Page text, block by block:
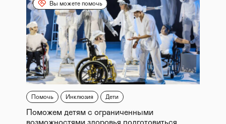
Вы можете помочь
Помочь Инклюзия Дети
Поможем детям с ограниченными